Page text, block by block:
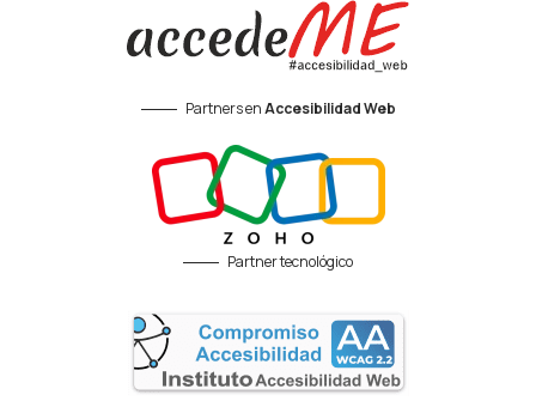
Partners enAccesibilidad Web
Partner tecnológico